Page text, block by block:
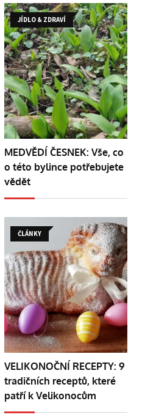
JÍDLO & ZDRAVÍ
MEDVĚDÍ ČESNEK: Vše, co
o této bylince potřebujete
vědět
ČLÁNKY
VELIKONOČNÍ RECEPTY: 9
tradičních receptů, které
patří k Velikonocům